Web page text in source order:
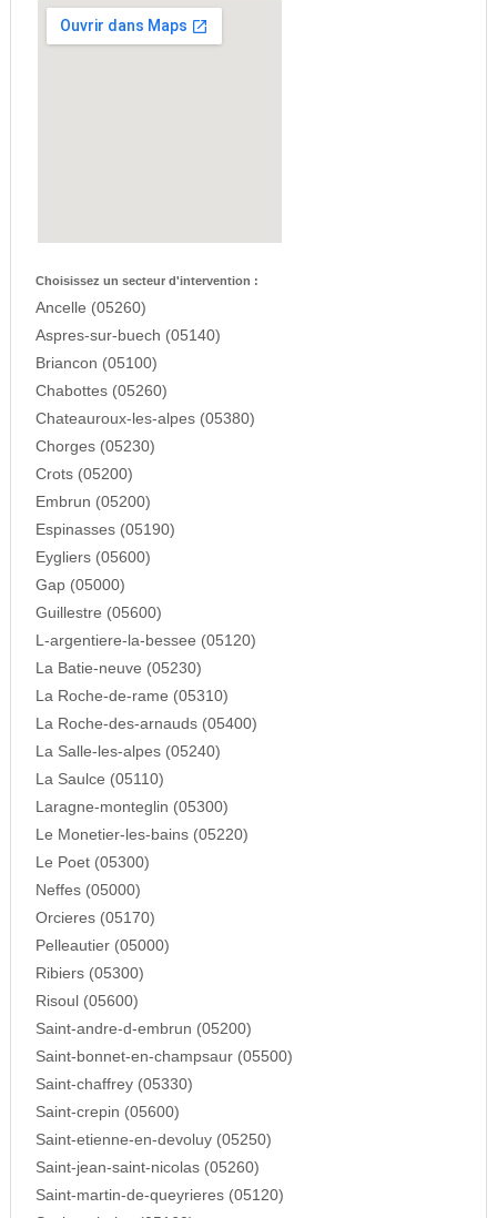
Choisissez un secteur d'intervention :
Ancelle (05260)
Aspres-sur-buech (05140)
Briancon (05100)
Chabottes (05260)
Chateauroux-les-alpes (05380)
Chorges (05230)
Crots (05200)
Embrun (05200)
Espinasses (05190)
Eygliers (05600)
Gap (05000)
Guillestre (05600)
L-argentiere-la-bessee (05120)
La Batie-neuve (05230)
La Roche-de-rame (05310)
La Roche-des-arnauds (05400)
La Salle-les-alpes (05240)
La Saulce (05110)
Laragne-monteglin (05300)
Le Monetier-les-bains (05220)
Le Poet (05300)
Neffes (05000)
Orcieres (05170)
Pelleautier (05000)
Ribiers (05300)
Risoul (05600)
Saint-andre-d-embrun (05200)
Saint-bonnet-en-champsaur (05500)
Saint-chaffrey (05330)
Saint-crepin (05600)
Saint-etienne-en-devoluy (05250)
Saint-jean-saint-nicolas (05260)
Saint-martin-de-queyrieres (05120)